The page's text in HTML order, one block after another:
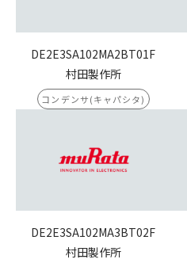
DE2E3SA102MA2BT01F
村田製作所
コンデンサ(キャパシタ)
DE2E3SA102MA3BT02F
村田製作所